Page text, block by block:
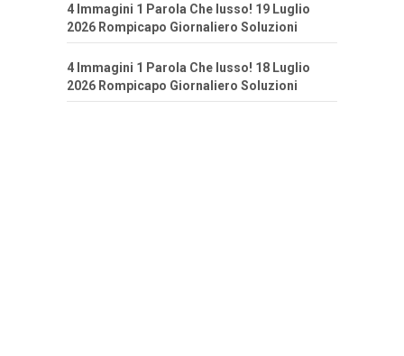
4 Immagini 1 Parola Che lusso! 19 Luglio
2026 Rompicapo Giornaliero Soluzioni
4 Immagini 1 Parola Che lusso! 18 Luglio
2026 Rompicapo Giornaliero Soluzioni